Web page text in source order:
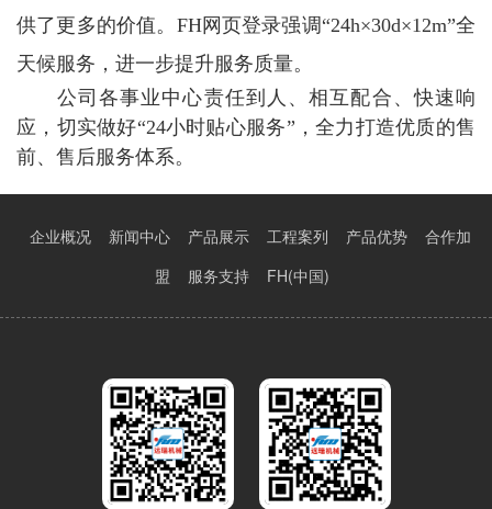
供了更多的价值。FH网页登录强调“24h×30d×12m”全
天候服务，进一步提升服务质量。
公司各事业中心责任到人、相互配合、快速响
应，切实做好“24小时贴心服务”，全力打造优质的售
前、售后服务体系。
企业概况 新闻中心 产品展示 工程案列 产品优势
合作加
盟
服务支持 FH(中国)